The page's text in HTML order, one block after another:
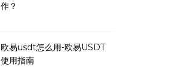
作？
欧易usdt怎么用-欧易USDT
使用指南